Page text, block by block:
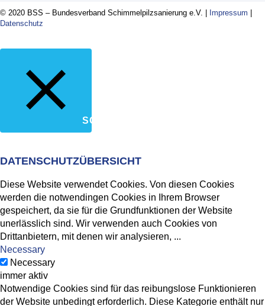
© 2020 BSS – Bundesverband Schimmelpilzsanierung e.V. | Impressum
Datenschutz
SCHLIESSEN
DATENSCHUTZÜBERSICHT
Diese Website verwendet Cookies. Von diesen Cookies
werden die notwendingen Cookies in Ihrem Browser
gespeichert, da sie für die Grundfunktionen der Website
unerlässlich sind. Wir verwenden auch Cookies von
Drittanbietern, mit denen wir analysieren, ...
Necessary
Necessary
immer aktiv
Notwendige Cookies sind für das reibungslose Funktionieren
der Website unbedingt erforderlich. Diese Kategorie enthält nur